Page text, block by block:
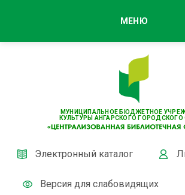
МУНИЦИПАЛЬНОЕ БЮДЖЕТНОЕ
КУЛЬТУРЫ АНГАРСКОГО ГОРОДСКОГО
Электронный каталог
Версия для слабовидящих
МЕНЮ